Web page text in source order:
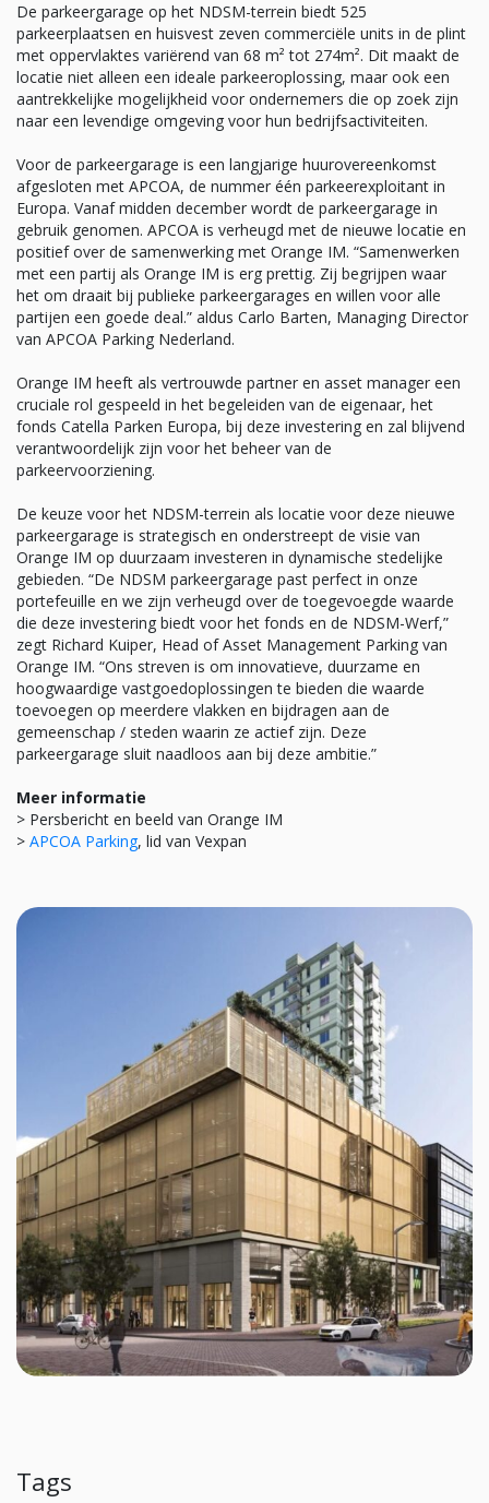
De parkeergarage op het NDSM-terrein biedt 525
parkeerplaatsen en huisvest zeven commerciële units in de plint
met oppervlaktes variërend van 68 m² tot 274m². Dit maakt de
locatie niet alleen een ideale parkeeroplossing, maar ook een
aantrekkelijke mogelijkheid voor ondernemers die op zoek zijn
naar een levendige omgeving voor hun bedrijfsactiviteiten.
Voor de parkeergarage is een langjarige huurovereenkomst
afgesloten met APCOA, de nummer één parkeerexploitant in
Europa. Vanaf midden december wordt de parkeergarage in
gebruik genomen. APCOA is verheugd met de nieuwe locatie en
positief over de samenwerking met Orange IM. “Samenwerken
met een partij als Orange IM is erg prettig. Zij begrijpen waar
het om draait bij publieke parkeergarages en willen voor alle
partijen een goede deal.” aldus Carlo Barten, Managing Director
van APCOA Parking Nederland.
Orange IM heeft als vertrouwde partner en asset manager een
cruciale rol gespeeld in het begeleiden van de eigenaar, het
fonds Catella Parken Europa, bij deze investering en zal blijvend
verantwoordelijk zijn voor het beheer van de
parkeervoorziening.
De keuze voor het NDSM-terrein als locatie voor deze nieuwe
parkeergarage is strategisch en onderstreept de visie van
Orange IM op duurzaam investeren in dynamische stedelijke
gebieden. “De NDSM parkeergarage past perfect in onze
portefeuille en we zijn verheugd over de toegevoegde waarde
die deze investering biedt voor het fonds en de NDSM-Werf,”
zegt Richard Kuiper, Head of Asset Management Parking van
Orange IM. “Ons streven is om innovatieve, duurzame en
hoogwaardige vastgoedoplossingen te bieden die waarde
toevoegen op meerdere vlakken en bijdragen aan de
gemeenschap / steden waarin ze actief zijn. Deze
parkeergarage sluit naadloos aan bij deze ambitie.”
Meer informatie
> Persbericht en beeld van Orange IM
> APCOA Parking, lid van Vexpan
Tags